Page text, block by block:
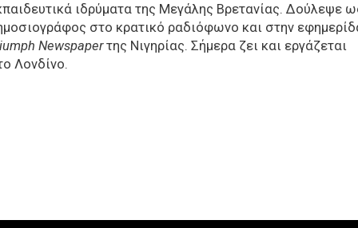
ιδρύματα της Μεγάλης Βρετανίας. Δούλεψε
στο κρατικό ραδιόφωνο και στην
Newspaperτης Νιγηρίας. Σήμερα ζει και εργάζεται
Λονδίνο.